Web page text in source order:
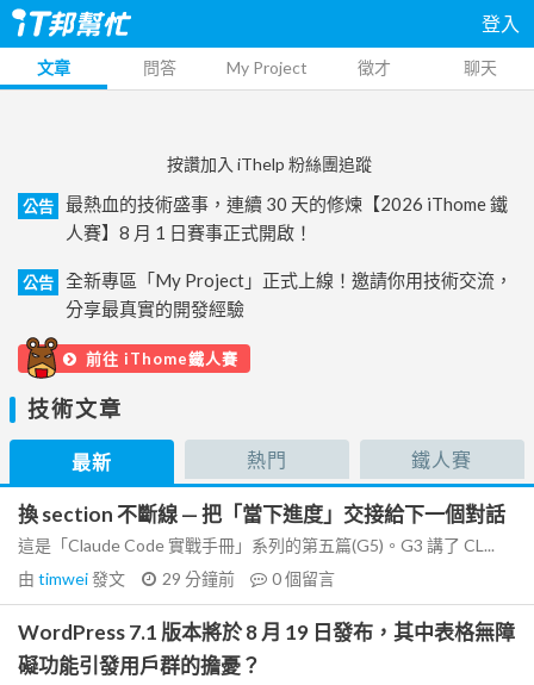
登入
文章 問答 My Project 徵才 聊天
按讚加入 iThelp 粉絲團追蹤
公告
最熱血的技術盛事，連續 30 天的修煉【2026 iThome 鐵
人賽】8 月 1 日賽事正式開啟！
公告
全新專區「My Project」正式上線！邀請你用技術交流，
分享最真實的開發經驗
前往 iThome鐵人賽
技術文章
最新 熱門 鐵人賽
換 section 不斷線 — 把「當下進度」交接給下一個對話
這是「Claude Code 實戰手冊」系列的第五篇(G5)。G3 講了 CL...
由 timwei發文 29 分鐘前 0個留言
WordPress 7.1 版本將於 8 月 19 日發布，其中表格無障
礙功能引發用戶群的擔憂？